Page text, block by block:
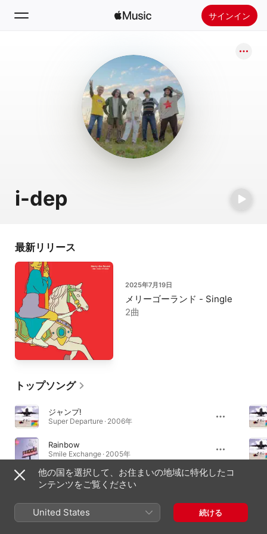
サインイン
新着おすすめ
Apple Musicをインストール
i-dep
最新リリース
2025年7月19日
メリーゴーランド - Single
2曲
トップソング
ジャンプ!
Super Departure · 2006年
Rainbow
Smile Exchange · 2005年
choose me (RE: i-dep ver.)
choose me (RE: i-dep ver.) - Single · 2024年
他の国を選択して、お住まいの地域に特化したコ
ンテンツをご覧ください
United States 続ける